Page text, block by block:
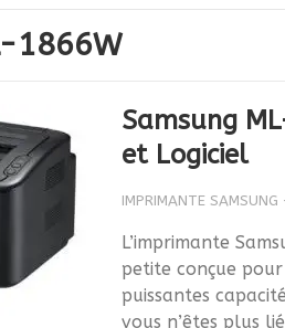
1866W
Samsung
et Logiciel
IMPRIMANTE SAMSUNG
L’imprimante
petite conçue pour
puissantes
vous n’êtes plus